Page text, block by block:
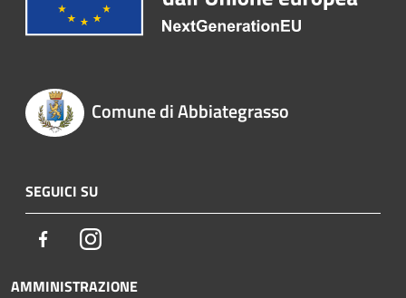
Comune di Abbiategrasso
SEGUICI SU
FacebookInstagram
AMMINISTRAZIONE